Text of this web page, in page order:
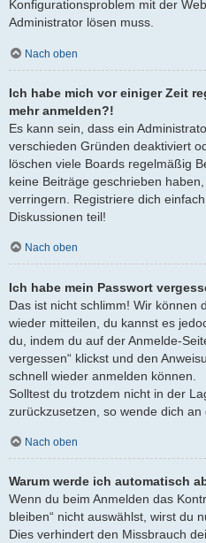
Konfigurationsproblem mit der
Administrator lösen muss.
Nach oben
Ich habe mich vor einiger Zeit
mehr anmelden?!
Es kann sein, dass ein
verschieden Gründen deaktiviert
löschen viele Boards regelmäßig
keine Beiträge geschrieben
verringern. Registriere dich
Diskussionen teil!
Nach oben
Ich habe mein Passwort
Das ist nicht schlimm! Wir können
wieder mitteilen, du kannst es
du, indem du auf der Anmelde-
vergessen“ klickst und den
schnell wieder anmelden können.
Solltest du trotzdem nicht in der
zurückzusetzen, so wende dich an
Nach oben
Warum werde ich automatisch
Wenn du beim Anmelden das
bleiben“ nicht auswählst, wirst du
Dies verhindert den Missbrauch